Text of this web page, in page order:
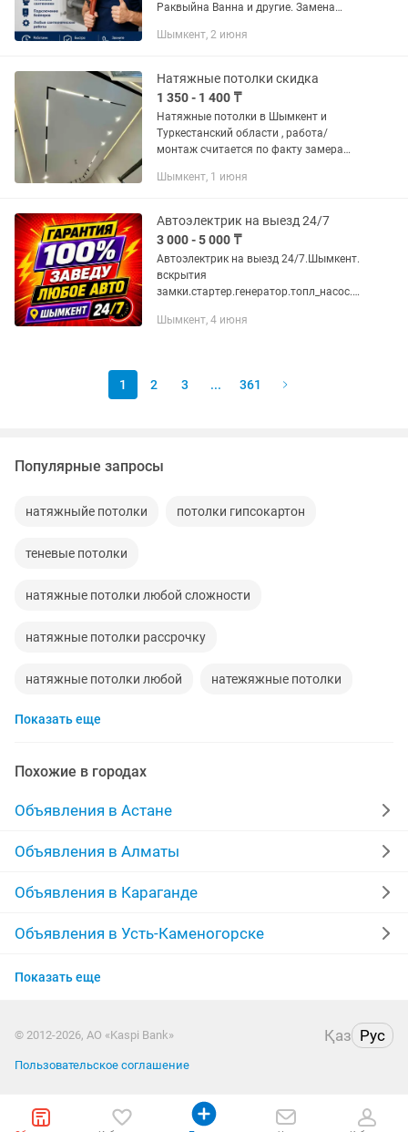
Раквыйна Ванна и другие. Замена
Прочистка канализация кухня. Без
Шымкент, 2 июня
Натяжные потолки скидка
1 350 - 1 400 ₸
Натяжные потолки в Шымкент и
Туркестанский области , работа/
монтаж считается по факту замера
пишите, обязательно ответим! Под
Шымкент, 1 июня
Автоэлектрик на выезд 24/7
3 000 - 5 000 ₸
Автоэлектрик на выезд 24/7.Шымкент.
вскрытия
замки.стартер.генератор.топл_насос.св
брелка.и многое делаем.звоните
Шымкент, 4 июня
1 2 3 ... 361
Популярные запросы
натяжныйе потолки потолки гипсокартон
теневые потолки
натяжные потолки любой сложности
натяжные потолки рассрочку
натяжные потолки любой натежяжные потолки
натяжные потолки быстро
глянцевые натяжные потолки
установка натежныйе потолки
Показать еще
Похожие в городах
Объявления в Астане
Объявления в Алматы
Объявления в Караганде
Объявления в Усть-Каменогорске
Объявления в Актобе
Объявления в Костанае
Объявления в Павлодаре
Показать еще
© 2012-2026, АО «Kaspi Bank» Қаз Рус
Пользовательское соглашение